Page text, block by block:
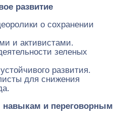
развитие
о сохранении
и активистами.
зеленых
развития.
для снижения
навыкам и переговорным